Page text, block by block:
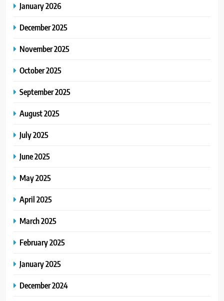
January 2026
December 2025
November 2025
October 2025
September 2025
August 2025
July 2025
June 2025
May 2025
April 2025
March 2025
February 2025
January 2025
December 2024